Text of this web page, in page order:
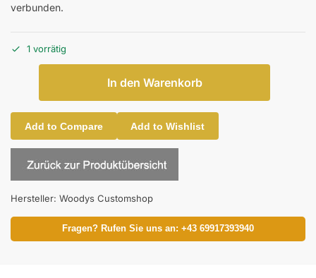
verbunden.
1 vorrätig
In den Warenkorb
Add to Compare Add to Wishlist
Hersteller: Woodys Customshop
Fragen? Rufen Sie uns an: +43 69917393940